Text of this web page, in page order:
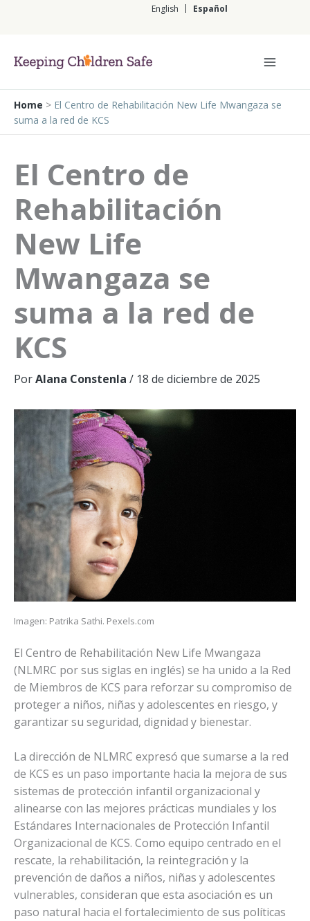
English Español
Home > El Centro de Rehabilitación New Life Mwangaza se
suma a la red de KCS
El Centro de
Rehabilitación
New Life
Mwangaza se
suma a la red de
KCS
PorAlana Constenla / 18 de diciembre de 2025
Imagen: Patrika Sathi. Pexels.com
El Centro de Rehabilitación New Life Mwangaza
(NLMRC por sus siglas en inglés) se ha unido a la Red
de Miembros de KCS para reforzar su compromiso de
proteger a niños, niñas y adolescentes en riesgo, y
garantizar su seguridad, dignidad y bienestar.
La dirección de NLMRC expresó que sumarse a la red
de KCS es un paso importante hacia la mejora de sus
sistemas de protección infantil organizacional y
alinearse con las mejores prácticas mundiales y los
Estándares Internacionales de Protección Infantil
Organizacional de KCS. Como equipo centrado en el
rescate, la rehabilitación, la reintegración y la
prevención de daños a niños, niñas y adolescentes
vulnerables, consideran que esta asociación es un
paso natural hacia el fortalecimiento de sus políticas